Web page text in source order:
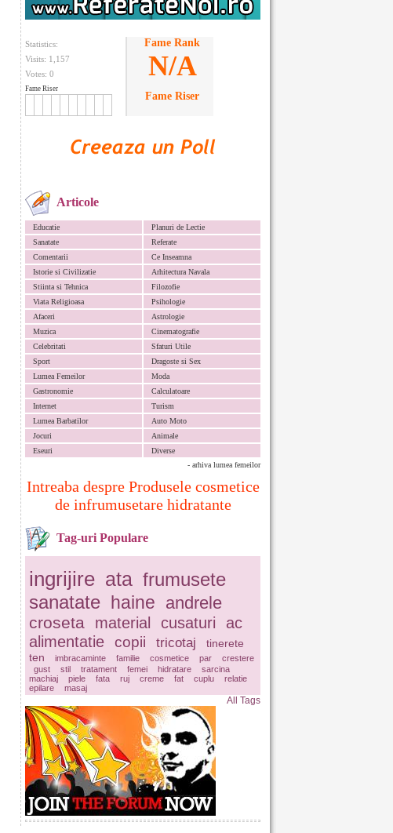
Statistics:
Visits: 1,157
Votes: 0
Fame Riser
Fame Rank
N/A
Fame Riser
Articole
Educatie
Planuri de Lectie
Sanatate
Referate
Comentarii
Ce Inseamna
Istorie si Civilizatie
Arhitectura Navala
Stiinta si Tehnica
Filozofie
Viata Religioasa
Psihologie
Afaceri
Astrologie
Muzica
Cinematografie
Celebritati
Sfaturi Utile
Sport
Dragoste si Sex
Lumea Femeilor
Moda
Gastronomie
Calculatoare
Internet
Turism
Lumea Barbatilor
Auto Moto
Jocuri
Animale
Eseuri
Diverse
- arhiva lumea femeilor
Intreaba despre Produsele cosmetice
de infrumusetare hidratante
Tag-uri Populare
ingrijire ata frumusete
sanatate haine andrele
croseta material cusaturi
ac
alimentatie
copii tricotaj
tinerete
ten
imbracaminte familie cosmetice par
crestere
gust
stil tratament femei hidratare
sarcina
machiaj
piele fata ruj creme fat cuplu
relatie
epilare
masaj
All Tags